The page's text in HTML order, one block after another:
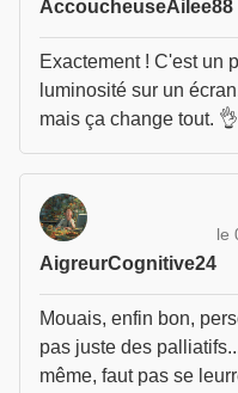
AccoucheuseAilee88
Exactement ! C'est un
luminosité sur un
mais ça change tout.
AigreurCognitive24
le
Mouais, enfin bon,
pas juste des
même, faut pas se